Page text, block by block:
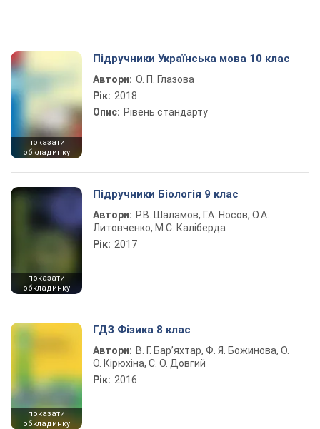
показати
обкладинку
Підручники Українська мова 10 клас
Автори: О. П. Глазова
Рік: 2018
Опис: Рівень стандарту
показати
обкладинку
Підручники Біологія 9 клас
Автори: Р.В. Шаламов, Г.А. Носов, О.А.
Литовченко, М.С. Каліберда
Рік: 2017
показати
обкладинку
ГДЗ Фізика 8 клас
Автори: В. Г. Бар’яхтар, Ф. Я. Божинова, О.
О. Кірюхіна, С. О. Довгий
Рік: 2016